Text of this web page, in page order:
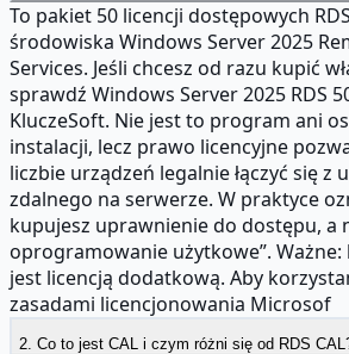
To pakiet 50 licencji dostępowych
środowiska Windows Server 2025
Services. Jeśli chcesz od razu kupić
sprawdź Windows Server 2025 RDS
KluczeSoft. Nie jest to program ani
instalacji, lecz prawo licencyjne
liczbie urządzeń legalnie łączyć się z
zdalnego na serwerze. W praktyce
kupujesz uprawnienie do dostępu, a
oprogramowanie użytkowe”. Ważne:
jest licencją dodatkową. Aby
zasadami licencjonowania Microsof
2. Co to jest CAL i czym różni się od RDS